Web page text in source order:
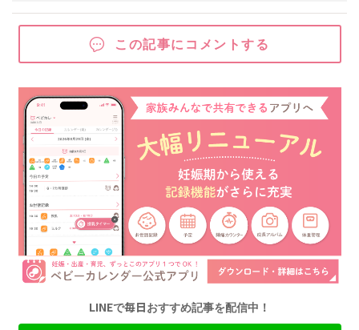
この記事にコメントする
LINEで毎日おすすめ記事を配信中！